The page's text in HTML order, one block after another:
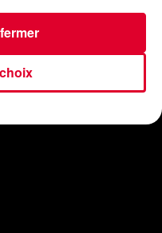
opus,Kygo a
Like it is
au côté de la
rappeur Tyga
it is: